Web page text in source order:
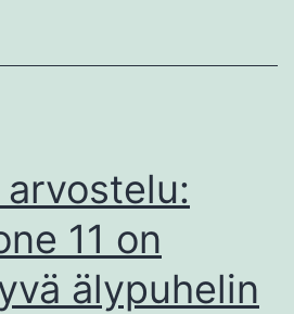
arvostelu:
11 on
älypuhelin